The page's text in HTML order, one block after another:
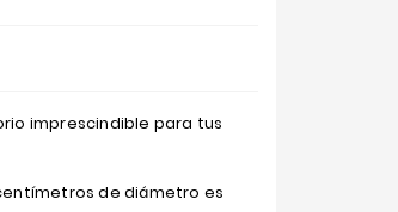
imprescindible para tus
de diámetro es